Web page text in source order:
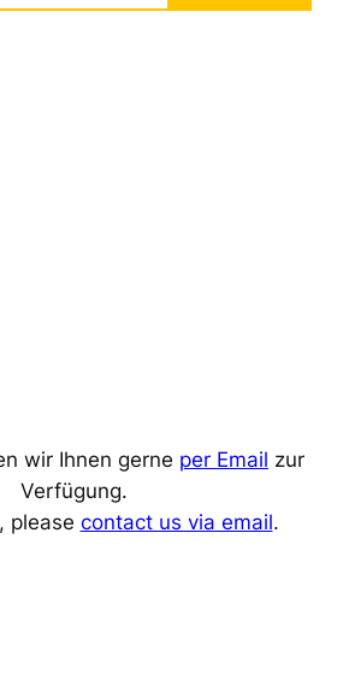
wir Ihnen gerne per Email zur
Verfügung.
please contact us via email.